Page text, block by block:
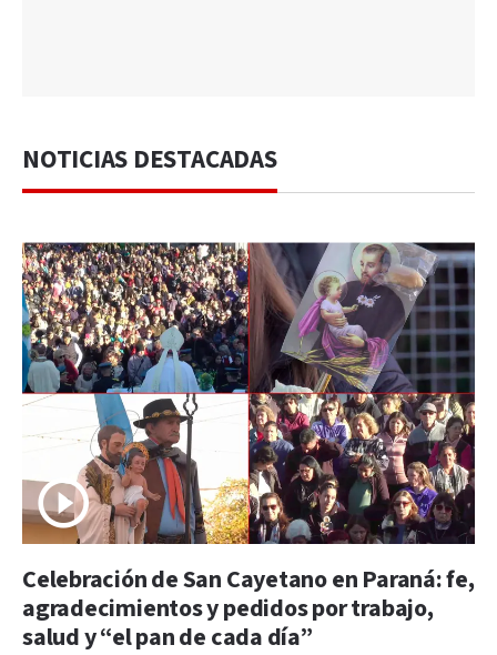
NOTICIAS DESTACADAS
Celebración de San Cayetano en Paraná: fe,
agradecimientos y pedidos por trabajo,
salud y “el pan de cada día”